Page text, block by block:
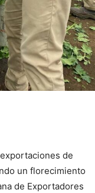
de
un florecimiento
de Exportadores